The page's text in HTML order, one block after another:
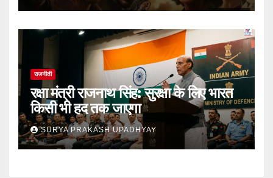
राजनीती
रक्षा मंत्री राजनाथ सिंह: सुरक्षा के लिए भारत
किसी भी हद तक जाएगा
SURYA PRAKASH UPADHYAY